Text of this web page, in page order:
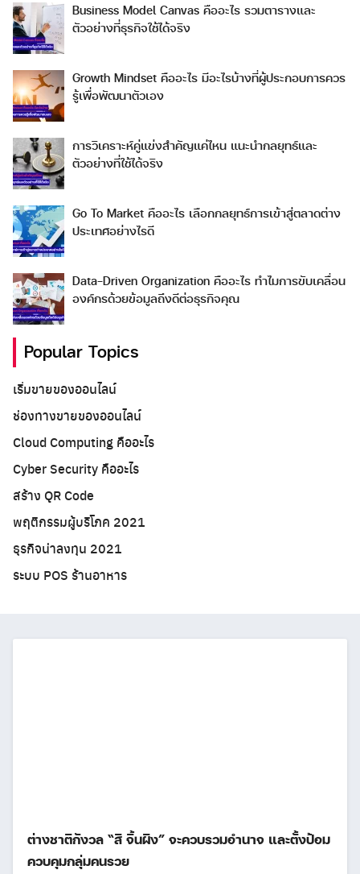
Business Model Canvas คืออะไร รวมตารางและ
ตัวอย่างที่ธุรกิจใช้ได้จริง
Growth Mindset คืออะไร มีอะไรบ้างที่ผู้ประกอบการควร
รู้เพื่อพัฒนาตัวเอง
การวิเคราะห์คู่แข่งสำคัญแค่ไหน แนะนำกลยุทธ์และ
ตัวอย่างที่ใช้ได้จริง
Go To Market คืออะไร เลือกกลยุทธ์การเข้าสู่ตลาดต่าง
ประเทศอย่างไรดี
Data-Driven Organization คืออะไร ทำไมการขับเคลื่อน
องค์กรด้วยข้อมูลถึงดีต่อธุรกิจคุณ
Popular Topics
เริ่มขายของออนไลน์
ช่องทางขายของออนไลน์
Cloud Computing คืออะไร
Cyber Security คืออะไร
สร้าง QR Code
พฤติกรรมผู้บริโภค 2021
ธุรกิจน่าลงทุน 2021
ระบบ POS ร้านอาหาร
ต่างชาติกังวล “สี จิ้นผิง” จะควบรวมอำนาจ และตั้งป้อม
ควบคุมกลุ่มคนรวย